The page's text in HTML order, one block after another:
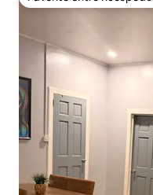
Favorito entre